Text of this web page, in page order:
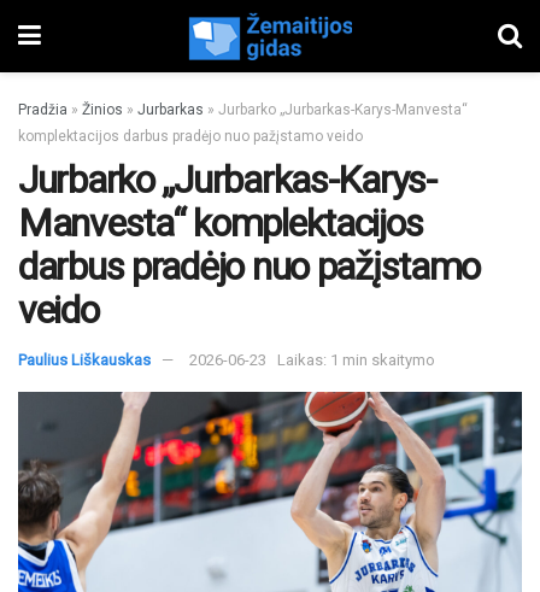
Pradžia » Žinios » Jurbarkas » Jurbarko „Jurbarkas-Karys-Manvesta“
komplektacijos darbus pradėjo nuo pažįstamo veido
Jurbarko „Jurbarkas-Karys-
Manvesta“ komplektacijos
darbus pradėjo nuo pažįstamo
veido
Paulius Liškauskas 2026-06-23 Laikas: 1 min skaitymo